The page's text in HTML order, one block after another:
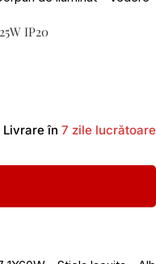
IP20
Livrare în 7 zile lucrătoare